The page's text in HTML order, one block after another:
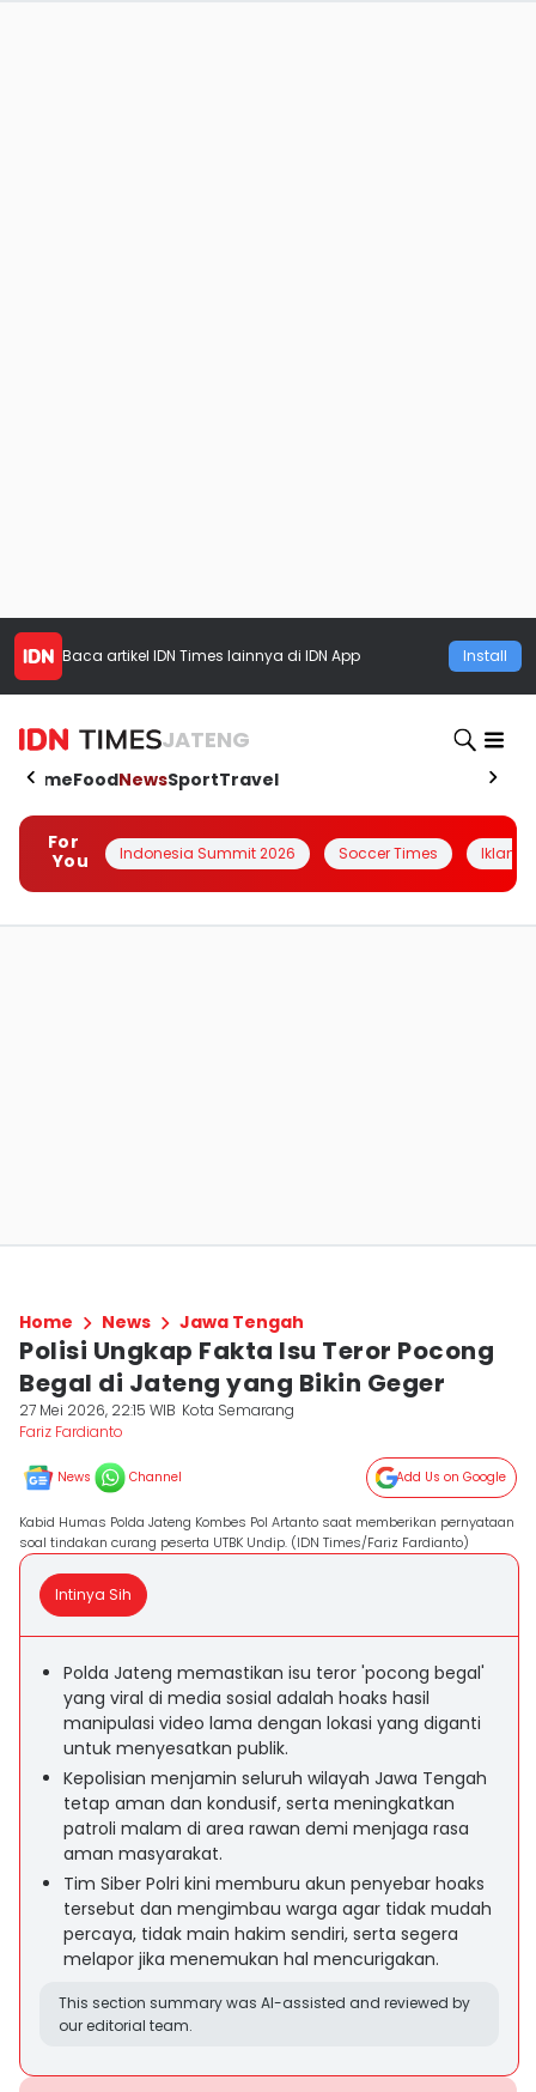
Baca artikel IDN Times lainnya di IDN App Install
JATENG
HomeFoodNewsSportTravel
For
You
Indonesia Summit 2026 Soccer Times Iklanin
Home News Jawa Tengah
Polisi Ungkap Fakta Isu Teror Pocong
Begal di Jateng yang Bikin Geger
27 Mei 2026, 22:15 WIB Kota Semarang
Fariz Fardianto
News Channel Add Us on Google
Kabid Humas Polda Jateng Kombes Pol Artanto saat memberikan pernyataan
soal tindakan curang peserta UTBK Undip. (IDN Times/Fariz Fardianto)
Intinya Sih
Polda Jateng memastikan isu teror 'pocong begal'
yang viral di media sosial adalah hoaks hasil
manipulasi video lama dengan lokasi yang diganti
untuk menyesatkan publik.
Kepolisian menjamin seluruh wilayah Jawa Tengah
tetap aman dan kondusif, serta meningkatkan
patroli malam di area rawan demi menjaga rasa
aman masyarakat.
Tim Siber Polri kini memburu akun penyebar hoaks
tersebut dan mengimbau warga agar tidak mudah
percaya, tidak main hakim sendiri, serta segera
melapor jika menemukan hal mencurigakan.
This section summary was AI-assisted and reviewed by
our editorial team.